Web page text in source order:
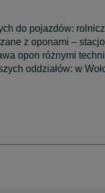
do pojazdów:
z oponami –
opon różnymi
oddziałów: w